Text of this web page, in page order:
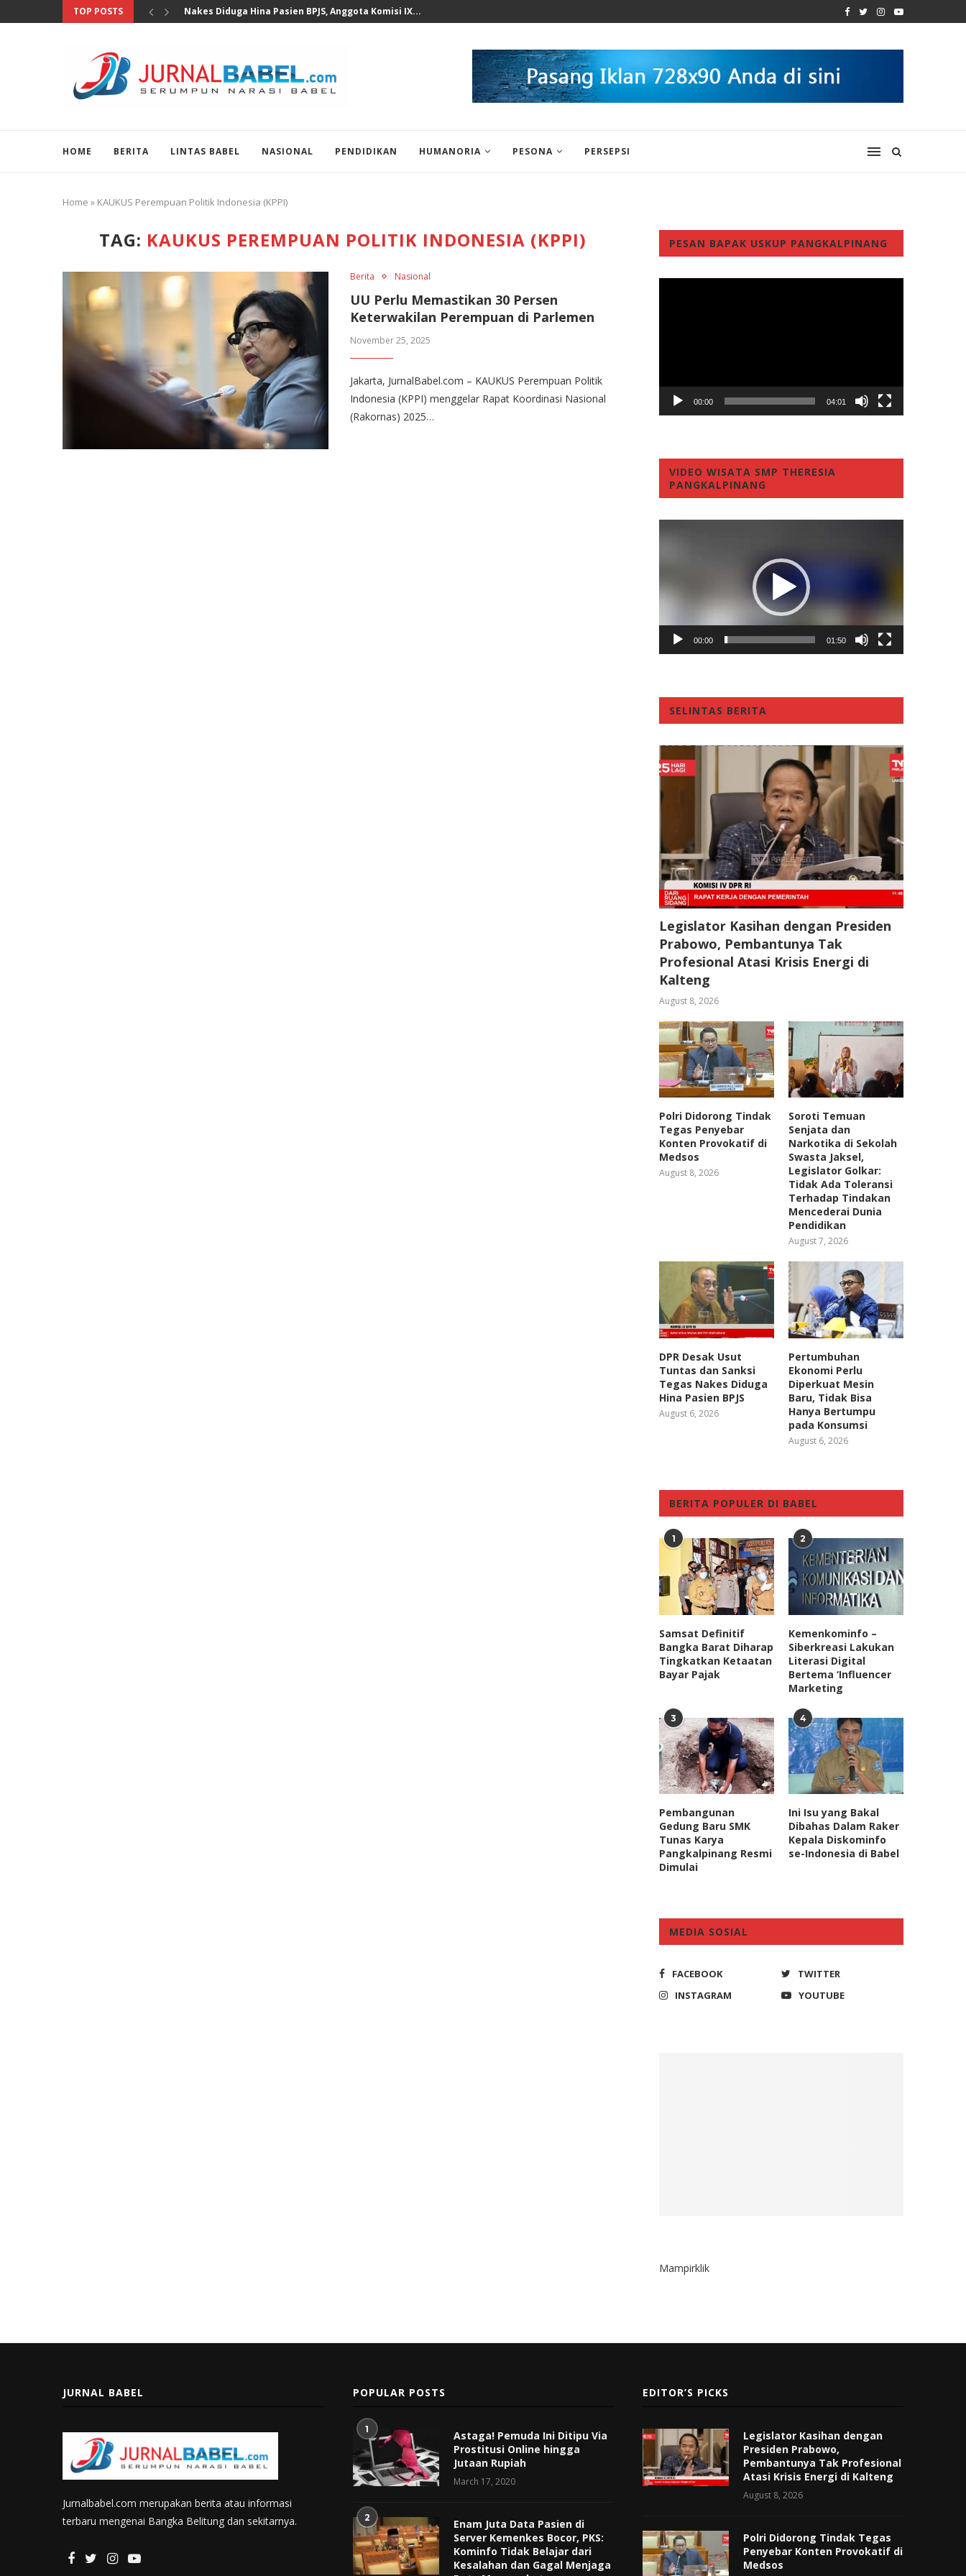
TOP POSTS MKD DPR Segera Bahas Laporan KWP Terhadap Deddy...
HOME BERITA LINTAS BABEL NASIONAL PENDIDIKAN HUMANORIA PESONA PERSEPSI
Home » KAUKUS Perempuan Politik Indonesia (KPPI)
TAG: KAUKUS PEREMPUAN POLITIK INDONESIA (KPPI)
Berita Nasional
UU Perlu Memastikan 30 Persen
Keterwakilan Perempuan di Parlemen
November 25, 2025
Jakarta, JurnalBabel.com – KAUKUS Perempuan Politik
Indonesia (KPPI) menggelar Rapat Koordinasi Nasional
(Rakornas) 2025…
PESAN BAPAK USKUP PANGKALPINANG
00:00 04:01
VIDEO WISATA SMP THERESIA
PANGKALPINANG
00:00 01:50
SELINTAS BERITA
Legislator Kasihan dengan Presiden
Prabowo, Pembantunya Tak
Profesional Atasi Krisis Energi di
Kalteng
August 8, 2026
Polri Didorong Tindak
Tegas Penyebar
Konten Provokatif di
Medsos
August 8, 2026
Soroti Temuan
Senjata dan
Narkotika di Sekolah
Swasta Jaksel,
Legislator Golkar:
Tidak Ada Toleransi
Terhadap Tindakan
Mencederai Dunia
Pendidikan
August 7, 2026
DPR Desak Usut
Tuntas dan Sanksi
Tegas Nakes Diduga
Hina Pasien BPJS
August 6, 2026
Pertumbuhan
Ekonomi Perlu
Diperkuat Mesin
Baru, Tidak Bisa
Hanya Bertumpu
pada Konsumsi
August 6, 2026
BERITA POPULER DI BABEL
1
Samsat Definitif
Bangka Barat Diharap
Tingkatkan Ketaatan
Bayar Pajak
2
Kemenkominfo –
Siberkreasi Lakukan
Literasi Digital
Bertema ‘Influencer
Marketing
3
Pembangunan
Gedung Baru SMK
Tunas Karya
Pangkalpinang Resmi
Dimulai
4
Ini Isu yang Bakal
Dibahas Dalam Raker
Kepala Diskominfo
se-Indonesia di Babel
MEDIA SOSIAL
FACEBOOK
TWITTER
INSTAGRAM
YOUTUBE
Mampirklik
JURNAL BABEL
Jurnalbabel.com merupakan berita atau informasi
terbaru mengenai Bangka Belitung dan sekitarnya.
POPULAR POSTS
1
Astaga! Pemuda Ini Ditipu Via
Prostitusi Online hingga
Jutaan Rupiah
March 17, 2020
2
Enam Juta Data Pasien di
Server Kemenkes Bocor, PKS:
Kominfo Tidak Belajar dari
Kesalahan dan Gagal Menjaga
EDITOR’S PICKS
Legislator Kasihan dengan
Presiden Prabowo,
Pembantunya Tak Profesional
Atasi Krisis Energi di Kalteng
August 8, 2026
Polri Didorong Tindak Tegas
Penyebar Konten Provokatif di
Medsos